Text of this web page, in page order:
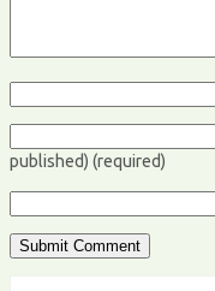
published) (required)